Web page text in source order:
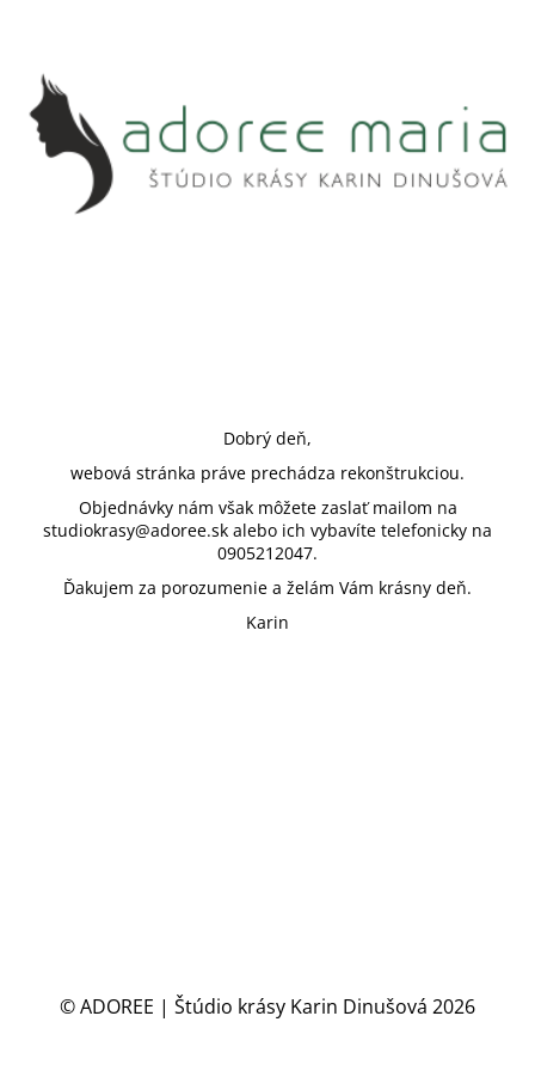
Dobrý deň,
webová stránka práve prechádza rekonštrukciou.
Objednávky nám však môžete zaslať mailom na
studiokrasy@adoree.sk alebo ich vybavíte telefonicky na
0905212047.
Ďakujem za porozumenie a želám Vám krásny deň.
Karin
© ADOREE | Štúdio krásy Karin Dinušová 2026